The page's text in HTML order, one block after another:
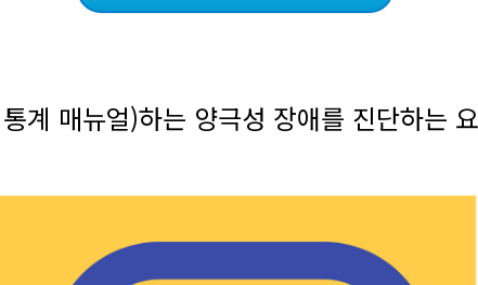
계 매뉴얼)하는 양극성 장애를 진단하는